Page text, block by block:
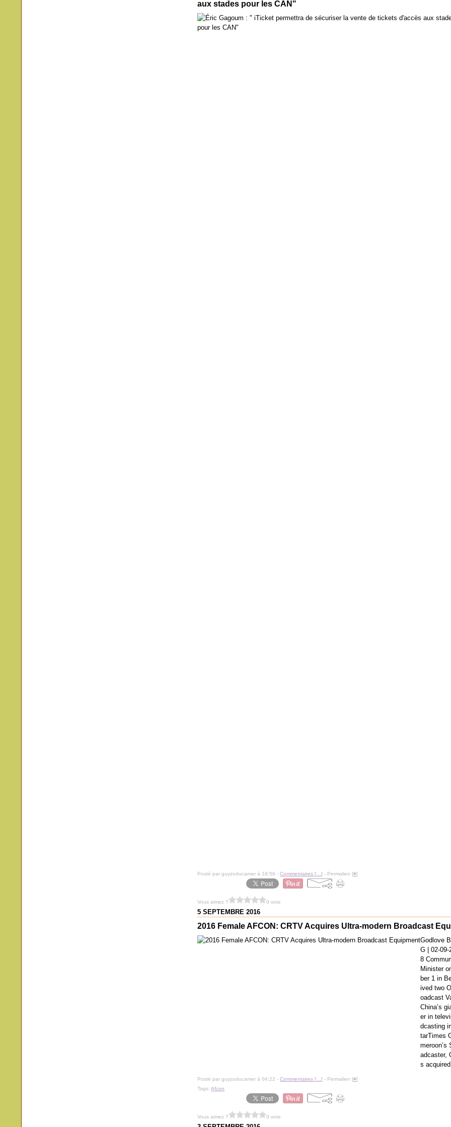
aux stades pour les CAN"
Posté par guyzoducamer à 18:56 -Commentaires [ …] - Permalien [#]
Vous aimez ? 0 vote
5 SEPTEMBRE 2016
2016 Female AFCON: CRTV Acquires Ultra-modern Broadcast
Godlove
G | 02-09-
8
Minister
ber 1 in
ived two
oadcast
China’s
er in
dcasting
tarTimes
meroon’s
adcaster,
s
Posté par guyzoducamer à 04:22 -Commentaires [ …] - Permalien [#]
Tags:Afcon
Vous aimez ? 0 vote